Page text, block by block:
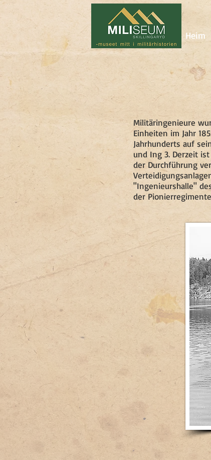
Heim
Militäringenieure
Einheiten im Jahr
Jahrhunderts auf
und Ing 3. Derzeit
der Durchführung
"Ingenieurshalle"
der